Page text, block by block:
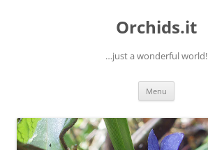
Orchids.it
…just a wonderful world!
Menu